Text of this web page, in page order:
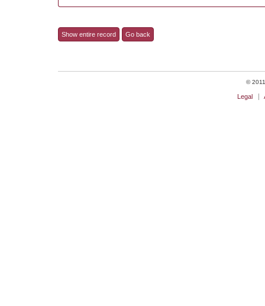
Show entire record Go back
©
Legal